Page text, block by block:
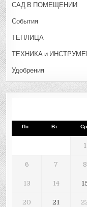
САД В ПОМЕЩЕНИИ
События
ТЕПЛИЦА
ТЕХНИКА и
Удобрения
Пн Вт Ср
1
6 7 8
13 14
20 21